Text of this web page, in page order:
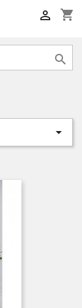
shopping_cart


